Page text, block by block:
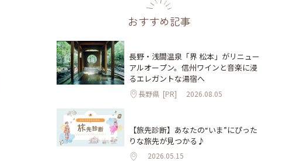
おすすめ記事
長野・浅間温泉「界 松本」がリニュー
アルオープン。信州ワインと音楽に浸
るエレガントな湯宿へ
長野県 [PR] 2026.08.05
【旅先診断】あなたの“いま”にぴった
りな旅先が見つかる♪
2026.05.15